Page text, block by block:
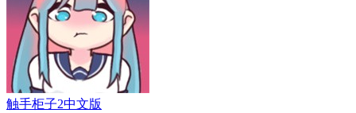
触手柜子2中文版